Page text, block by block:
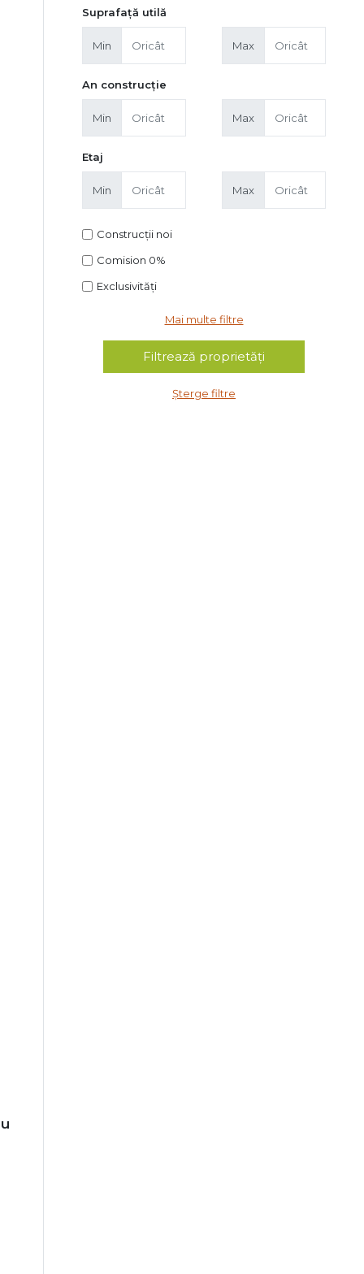
Suprafață utilă
Min Max
An construcție
Min Max
Etaj
Min Max
Construcții noi
Comision 0%
Exclusivități
Mai multe filtre
Șterge filtre